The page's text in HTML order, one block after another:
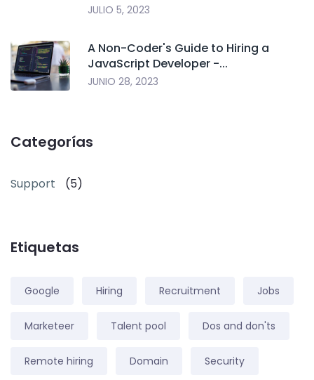
JULIO 5, 2023
A Non-Coder's Guide to Hiring a
JavaScript Developer -...
JUNIO 28, 2023
Categorías
Support (5)
Etiquetas
Google Hiring Recruitment Jobs
Marketeer Talent pool Dos and don'ts
Remote hiring Domain Security